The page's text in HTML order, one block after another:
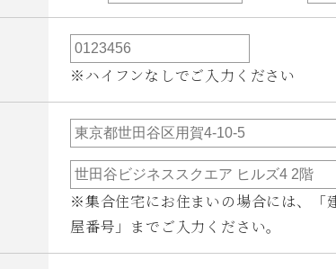
※ハイフンなしでご入力ください
※集合住宅にお住まいの場合には、「
屋番号」までご入力ください。